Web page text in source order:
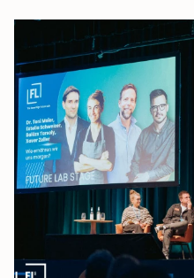
lassen, um
ansprechendem Design
Serie über besondere, in
Tagungsräume.